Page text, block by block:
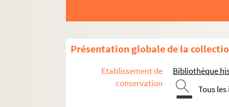
Présentation globale de la
Etablissement de
conservation
Bibliothèque
Tous
Fol. 74. « Lettre sur la vie miraculeuse
Fol. 108. « Le repentir du sieur de
Fol. 126. « La deffence du prince des